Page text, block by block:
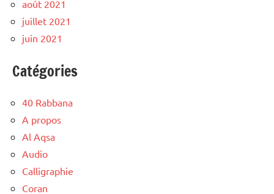
août 2021
juillet 2021
juin 2021
Catégories
40 Rabbana
A propos
Al Aqsa
Audio
Calligraphie
Coran